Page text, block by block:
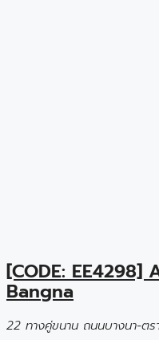
[CODE: EE4298]
Bangna
22 ทางคู่ขนาน ถนนบางนา-ตร